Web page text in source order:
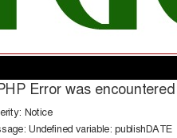
Error was encountered
Notice
Undefined variable: publishDATE